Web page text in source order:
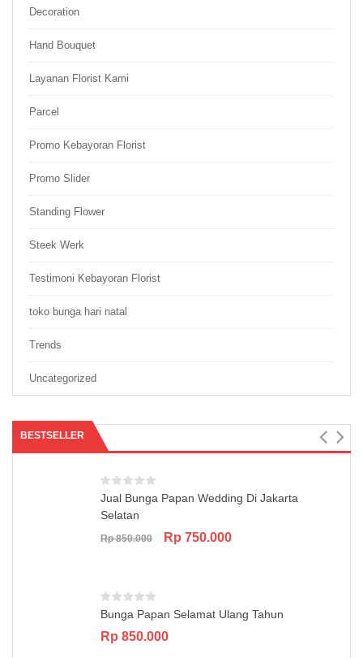
Decoration
Hand Bouquet
Layanan Florist Kami
Parcel
Promo Kebayoran Florist
Promo Slider
Standing Flower
Steek Werk
Testimoni Kebayoran Florist
toko bunga hari natal
Trends
Uncategorized
BESTSELLER
Jual Bunga Papan Wedding Di Jakarta
Selatan
Rp850.000
Original
Rp 750.000Current
Bunga Papan Selamat Ulang Tahun
Rp 850.000